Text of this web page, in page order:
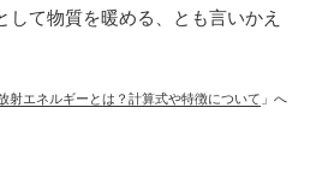
して物質を暖める、とも言いかえ
射エネルギーとは？計算式や特徴について 」へ